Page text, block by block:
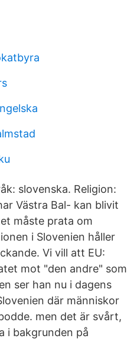
slovenska. Religion:
Västra Bal- kan blivit
måste prata om
i Slovenien håller
Vi vill att EU:
mot "den andre" som
ser han nu i dagens
där människor
men det är svårt,
i bakgrunden på